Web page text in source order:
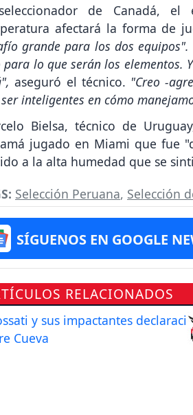
de Canadá, el
afectará la forma de
grande para los dos
para lo que serán los elementos.
aseguró el técnico. "Creo -
inteligentes en cómo
Bielsa, técnico de
jugado en Miami que fue
a la alta humedad que se
Selección Peruana, Selección
SÍGUENOS EN GOOGLE
RELACIONADOS